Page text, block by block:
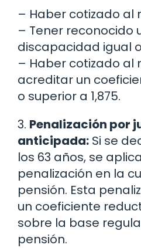
– Haber cotizado al
– Tener reconocido
discapacidad igual
– Haber cotizado al
acreditar un
o superior a 1,875.
3. Penalización por
anticipada: Si se
los 63 años, se
penalización en la
pensión. Esta
un coeficiente
sobre la base
pensión.